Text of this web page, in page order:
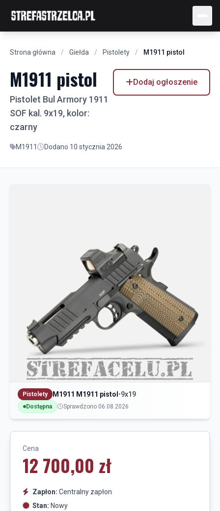
Strona główna / Giełda / Pistolety / M1911 pistol
M1911 pistol
Pistolet Bul Armory 1911
SOF kal. 9x19, kolor:
czarny
Dodaj ogłoszenie
M1911 Dodano 10 stycznia 2026
Pistolety M1911 M1911 pistol •9x19
Dostępna Sprawdzono 06.08.2026
Cena
12 700,00 zł
Zapłon: Centralny zapłon
Stan: Nowy